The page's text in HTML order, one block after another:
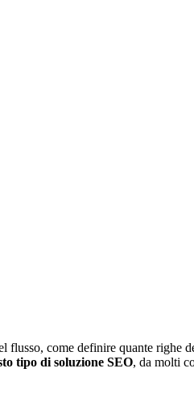
come definire quante righe
tipo di soluzione SEO, da molti